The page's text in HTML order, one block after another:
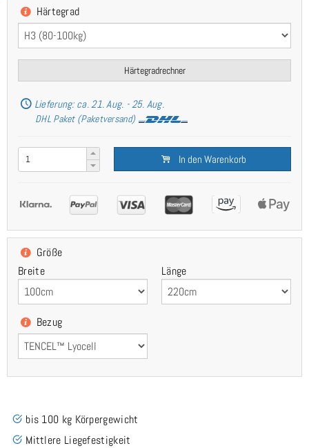
Härtegrad
Härtegradrechner
Lieferung: ca. 21. Aug. - 25. Aug.
DHL Paket (Paketversand)
In den Warenkorb
Größe
Breite
Länge
Bezug
bis 100 kg Körpergewicht
Mittlere Liegefestigkeit